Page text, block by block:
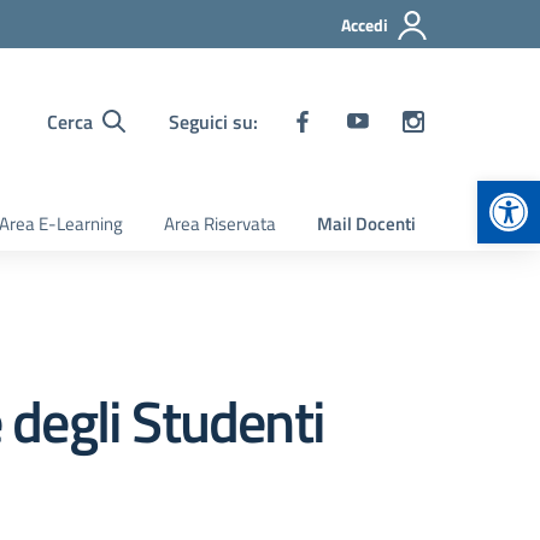
Accedi
Cerca Seguici su:
Area E-Learning Area Riservata Mail Docenti
Studenti